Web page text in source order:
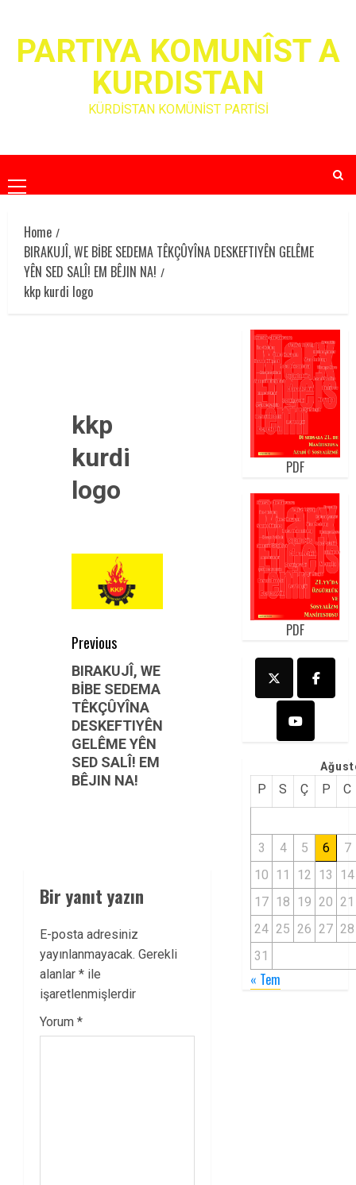
contentPARTIYA KOMUNÎST A
KURDISTAN
KÜRDİSTAN KOMÜNİST PARTİSİ
Primary
Menu
Home
BIRAKUJÎ, WE BİBE SEDEMA TÊKÇÛYÎNA DESKEFTIYÊN GELÊME
YÊN SED SALÎ! EM BÊJIN NA!
kkp kurdi logo
kkp
kurdi
logo
Post
navigation
Previous
Previous
post:
BIRAKUJÎ, WE
BİBE SEDEMA
TÊKÇÛYÎNA
DESKEFTIYÊN
GELÊME YÊN
SED SALÎ! EM
BÊJIN NA!
Bir yanıt yazın
E-posta adresiniz
yayınlanmayacak. Gerekli
alanlar * ile
işaretlenmişlerdir
Yorum *
PDF
PDF
P S Ç P C
3 4 5 6
7
10 11 12 13
14
17 18 19 20 21
24 25 26 27 28
31
« Tem